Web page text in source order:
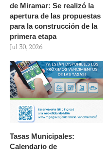
de Miramar: Se realizó la
apertura de las propuestas
para la construcción de la
primera etapa
Jul 30, 2026
Tasas Municipales:
Calendario de